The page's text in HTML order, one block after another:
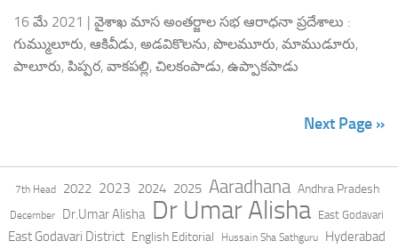
16 మే 2021 | వైశాఖ మాస అంతర్జాల సభ ఆరాధనా ప్రదేశాలు :
గుమ్ములూరు, ఆకివీడు, అడవికొలను, పొలమూరు, మాముడూరు,
పాలూరు, పిప్పర, వాకపల్లి, చిలకంపాడు, ఉప్పాకపాడు
Next Page »
7th Head 2022 2023 2024 2025 Aaradhana Andhra Pradesh
December Dr.Umar Alisha Dr Umar Alisha East Godavari
East Godavari District English Editorial Hussain Sha Sathguru Hyderabad